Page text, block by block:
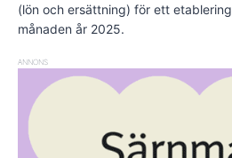
(lön och ersättning) för ett
månaden år 2025.
ANNONS